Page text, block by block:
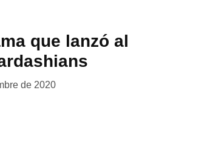
que lanzó al
de 2020